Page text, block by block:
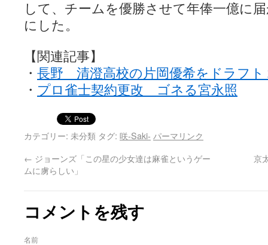
して、チームを優勝させて年俸一億に
にした。
【関連記事】
・ 長野 清澄高校の片岡優希をドラフト
・ プロ雀士契約更改 ゴネる宮永照
カテゴリー: 未分類 タグ: 咲-Saki- パーマリンク
← ジョーンズ「この星の少女達は麻雀というゲー
ムに虜らしい」
京
コメントを残す
名前